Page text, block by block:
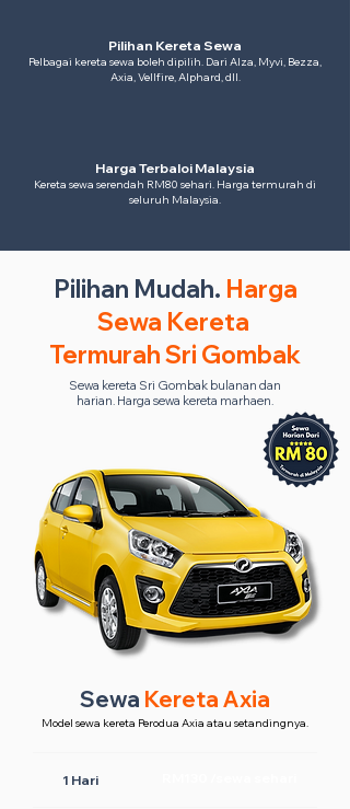
Pilihan Kereta Sewa
Pelbagai kereta sewa boleh dipilih. Dari Alza, Myvi, Bezza,
Axia, Vellfire, Alphard, dll.
Harga Terbaloi Malaysia
Kereta sewa serendah RM80 sehari. Harga termurah di
seluruh Malaysia.
Pilihan Mudah. Harga
Sewa Kereta
Termurah Sri Gombak
Sewa kereta Sri Gombak bulanan dan
harian. Harga sewa kereta marhaen.
Sewa Kereta Axia
Model sewa kereta Perodua Axia atau setandingnya.
1 Hari